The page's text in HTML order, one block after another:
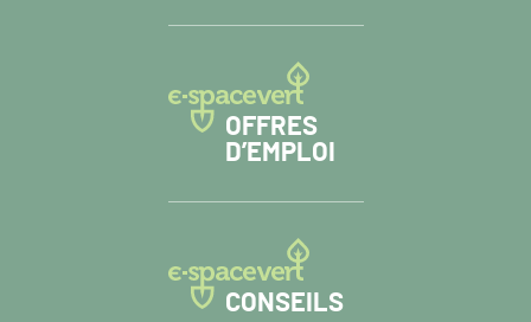
OFFRES
D’EMPLOI
CONSEILS